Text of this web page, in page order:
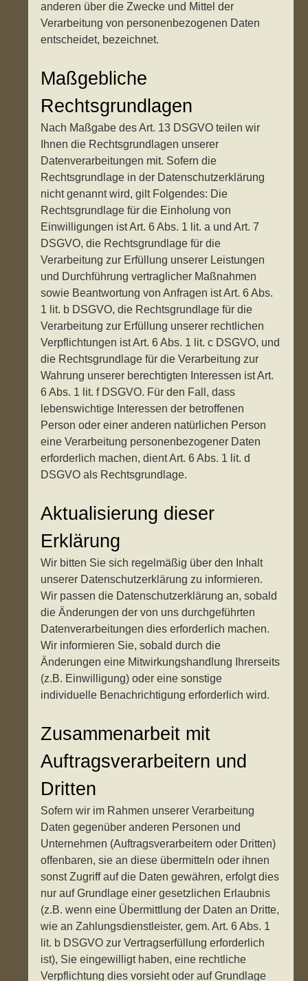
anderen über die Zwecke und Mittel der
Verarbeitung von personenbezogenen Daten
entscheidet, bezeichnet.
Maßgebliche
Rechtsgrundlagen
Nach Maßgabe des Art. 13 DSGVO teilen wir
Ihnen die Rechtsgrundlagen unserer
Datenverarbeitungen mit. Sofern die
Rechtsgrundlage in der Datenschutzerklärung
nicht genannt wird, gilt Folgendes: Die
Rechtsgrundlage für die Einholung von
Einwilligungen ist Art. 6 Abs. 1 lit. a und Art. 7
DSGVO, die Rechtsgrundlage für die
Verarbeitung zur Erfüllung unserer Leistungen
und Durchführung vertraglicher Maßnahmen
sowie Beantwortung von Anfragen ist Art. 6 Abs.
1 lit. b DSGVO, die Rechtsgrundlage für die
Verarbeitung zur Erfüllung unserer rechtlichen
Verpflichtungen ist Art. 6 Abs. 1 lit. c DSGVO, und
die Rechtsgrundlage für die Verarbeitung zur
Wahrung unserer berechtigten Interessen ist Art.
6 Abs. 1 lit. f DSGVO. Für den Fall, dass
lebenswichtige Interessen der betroffenen
Person oder einer anderen natürlichen Person
eine Verarbeitung personenbezogener Daten
erforderlich machen, dient Art. 6 Abs. 1 lit. d
DSGVO als Rechtsgrundlage.
Aktualisierung dieser
Erklärung
Wir bitten Sie sich regelmäßig über den Inhalt
unserer Datenschutzerklärung zu informieren.
Wir passen die Datenschutzerklärung an, sobald
die Änderungen der von uns durchgeführten
Datenverarbeitungen dies erforderlich machen.
Wir informieren Sie, sobald durch die
Änderungen eine Mitwirkungshandlung Ihrerseits
(z.B. Einwilligung) oder eine sonstige
individuelle Benachrichtigung erforderlich wird.
Zusammenarbeit mit
Auftragsverarbeitern und
Dritten
Sofern wir im Rahmen unserer Verarbeitung
Daten gegenüber anderen Personen und
Unternehmen (Auftragsverarbeitern oder Dritten)
offenbaren, sie an diese übermitteln oder ihnen
sonst Zugriff auf die Daten gewähren, erfolgt dies
nur auf Grundlage einer gesetzlichen Erlaubnis
(z.B. wenn eine Übermittlung der Daten an Dritte,
wie an Zahlungsdienstleister, gem. Art. 6 Abs. 1
lit. b DSGVO zur Vertragserfüllung erforderlich
ist), Sie eingewilligt haben, eine rechtliche
Verpflichtung dies vorsieht oder auf Grundlage